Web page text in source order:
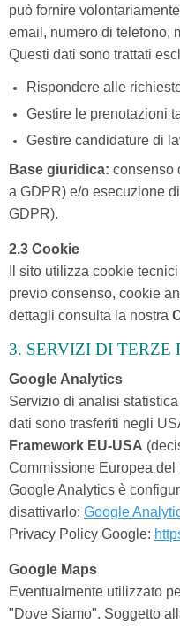
può fornire
email, numero di telefono,
Questi dati sono trattati
Rispondere alle
Gestire le prenotazioni
Gestire candidature di
Base giuridica: consenso
a GDPR) e/o esecuzione
GDPR).
2.3 Cookie
Il sito utilizza cookie
previo consenso, cookie
dettagli consulta la nostra
3. SERVIZI DI TERZE
Google Analytics
Servizio di analisi statistica
dati sono trasferiti negli
Framework EU-USA
Commissione Europea del
Google Analytics è
disattivarlo: Google
Privacy Policy Google:
Google Maps
Eventualmente utilizzato
"Dove Siamo". Soggetto